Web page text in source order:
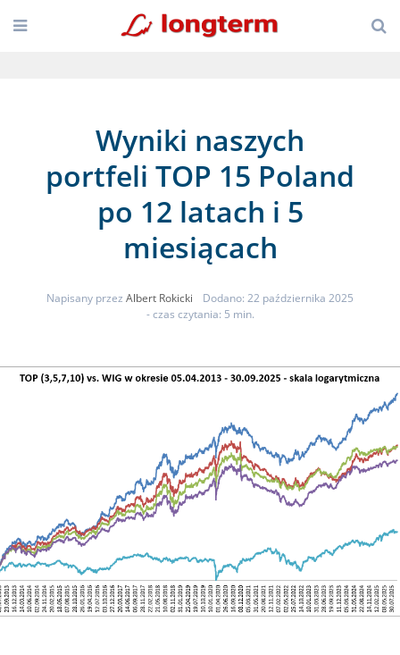
Wyniki naszych
portfeli TOP 15 Poland
po 12 latach i 5
miesiącach
Napisany przez Albert Rokicki
Dodano: 22 października 2025
- czas czytania: 5 min.